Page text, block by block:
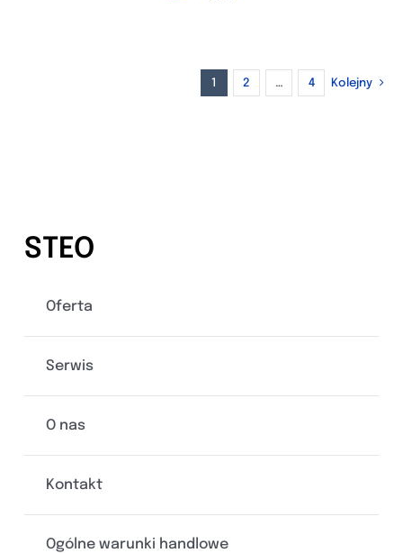
1 2 … 4 Kolejny
STEO
Oferta
Serwis
O nas
Kontakt
Ogólne warunki handlowe